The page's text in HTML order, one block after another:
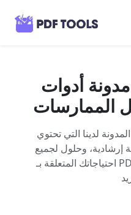
مدونة أدوات PDF – نصائح،
الممارسات
لدينا التي تحتوي
إرشادية، وحلول لجميع
احتياجاتك المتعلقة بـ PDF – من التحويل إلى التعديل